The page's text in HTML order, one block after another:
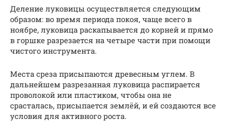
Деление луковицы осуществляется следующим
образом: во время периода покоя, чаще всего в
ноябре, луковица раскапывается до корней и прямо
в горшке разрезается на четыре части при помощи
чистого инструмента.
Места среза присыпаются древесным углем. В
дальнейшем разрезанная луковица распирается
проволокой или пластиком, чтобы она не
срасталась, присыпается землёй, и ей создаются все
условия для активного роста.